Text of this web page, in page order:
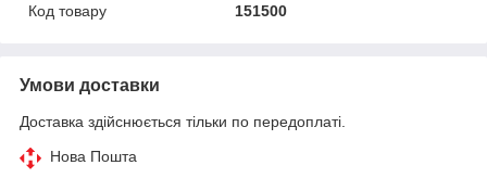
Код товару
151500
Умови доставки
Доставка здійснюється тільки по передоплаті.
Нова Пошта